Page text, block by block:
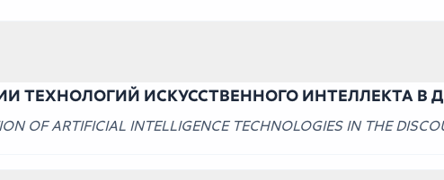
ТЕХНОЛОГИЙ ИСКУССТВЕННОГО ИНТЕЛЛЕКТА В
OF ARTIFICIAL INTELLIGENCE TECHNOLOGIES IN THE